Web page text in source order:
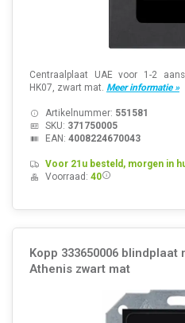
Centraalplaat UAE voor 1-2
HK07, zwart mat. Meer informatie »
Artikelnummer: 551581
SKU: 371750005
EAN: 4008224670043
Voor 21u besteld, morgen in
Voorraad: 40
Kopp 333650006 blindplaat
Athenis zwart mat